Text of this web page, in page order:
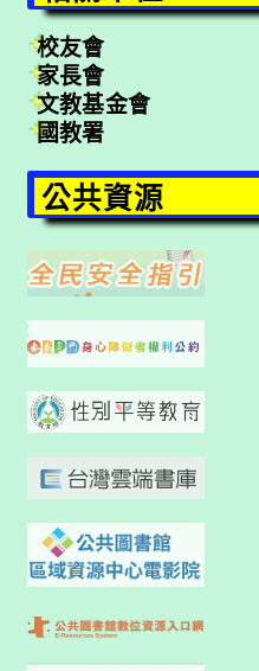
校友會
家長會
文教基金會
國教署
公共資源